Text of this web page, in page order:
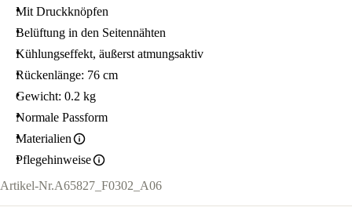
Mit Druckknöpfen
Belüftung in den Seitennähten
Kühlungseffekt, äußerst atmungsaktiv
Rückenlänge: 76 cm
Gewicht: 0.2 kg
Normale Passform
Materialien
Pflegehinweise
Artikel-Nr.A65827_F0302_A06